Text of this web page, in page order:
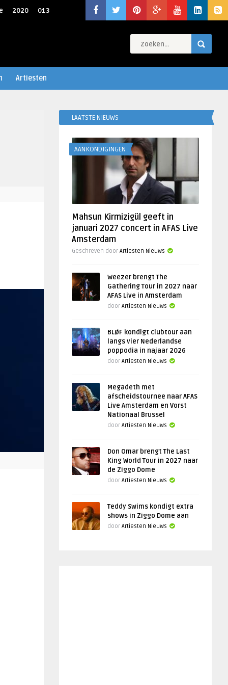
2020 013
Artiesten
LAATSTE NIEUWS
AANKONDIGINGEN
Mahsun Kirmizigül geeft in
januari 2027 concert in AFAS Live
Amsterdam
Geschreven door Artiesten Nieuws
Weezer brengt The
Gathering Tour in 2027 naar
AFAS Live in Amsterdam
door Artiesten Nieuws
BLØF kondigt clubtour aan
langs vier Nederlandse
poppodia in najaar 2026
door Artiesten Nieuws
Megadeth met
afscheidstournee naar AFAS
Live Amsterdam en Vorst
Nationaal Brussel
door Artiesten Nieuws
Don Omar brengt The Last
King World Tour in 2027 naar
de Ziggo Dome
door Artiesten Nieuws
Teddy Swims kondigt extra
shows in Ziggo Dome aan
door Artiesten Nieuws